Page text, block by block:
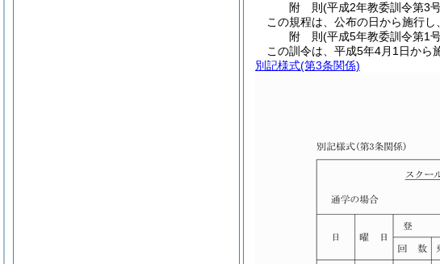
附 則(平成2年教委訓令第3
この規程は、公布の日から施行し
附 則(平成5年教委訓令第1
この訓令は、平成5年4月1日から
別記様式(第3条関係)